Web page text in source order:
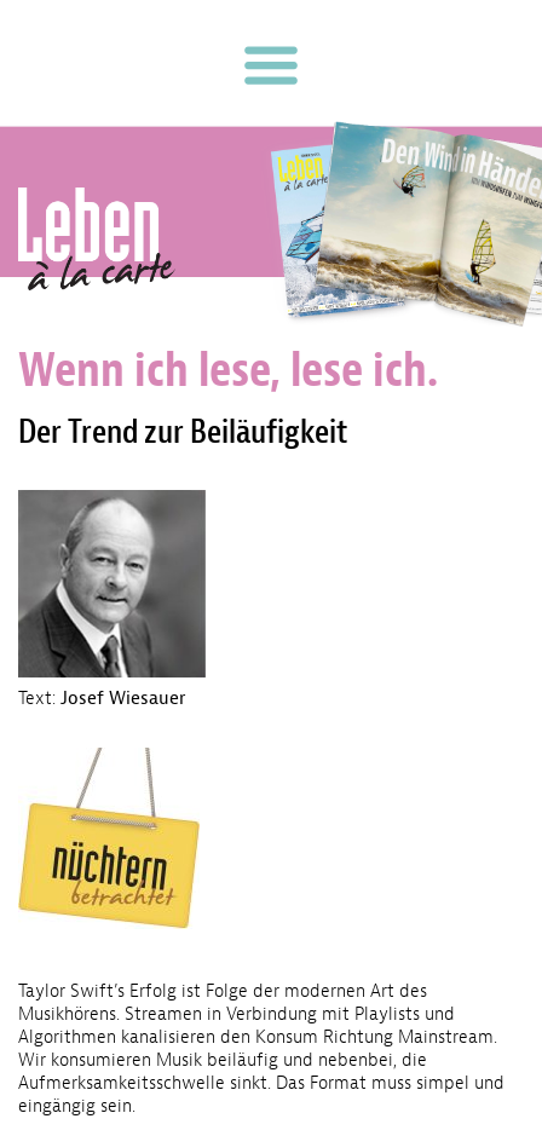
Wenn ich lese, lese ich.
Der Trend zur Beiläufigkeit
Text: Josef Wiesauer
Taylor Swift’s Erfolg ist Folge der modernen Art des
Musikhörens. Streamen in Verbindung mit Playlists und
Algorithmen kanalisieren den Konsum Richtung Mainstream.
Wir konsumieren Musik beiläufig und nebenbei, die
Aufmerksamkeitsschwelle sinkt. Das Format muss simpel und
eingängig sein.